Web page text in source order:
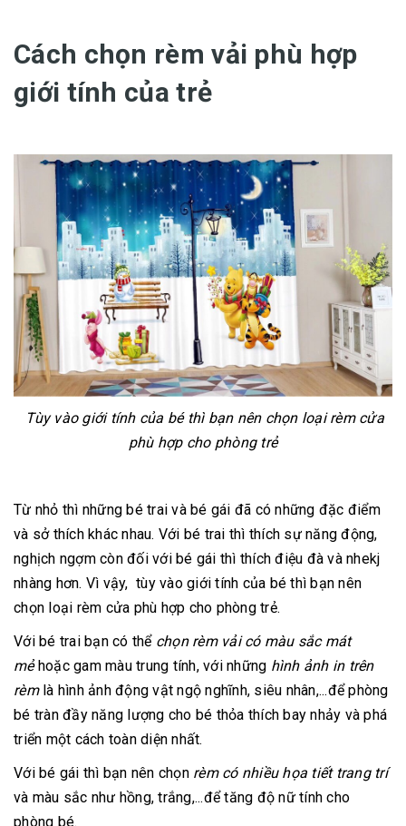
Cách chọn rèm vải phù hợp
giới tính của trẻ
Tùy vào giới tính của bé thì bạn nên chọn loại rèm cửa
phù hợp cho phòng trẻ
Từ nhỏ thì những bé trai và bé gái đã có những đặc điểm
và sở thích khác nhau. Với bé trai thì thích sự năng động,
nghịch ngợm còn đối với bé gái thì thích điệu đà và nhekj
nhàng hơn. Vì vậy, tùy vào giới tính của bé thì bạn nên
chọn loại rèm cửa phù hợp cho phòng trẻ.
Với bé trai bạn có thể chọn rèm vải có màu sắc mát
mẻhoặc gam màu trung tính, với những hình ảnh in trên
rèmlà hình ảnh động vật ngộ nghĩnh, siêu nhân,...để phòng
bé tràn đầy năng lượng cho bé thỏa thích bay nhảy và phá
triển một cách toàn diện nhất.
Với bé gái thì bạn nên chọnrèm có nhiều họa tiết trang trí
và màu sắc như hồng, trắng,...để tăng độ nữ tính cho
phòng bé.